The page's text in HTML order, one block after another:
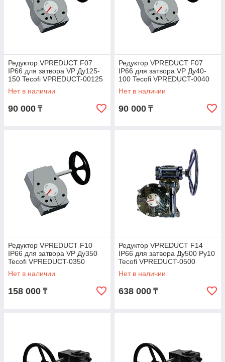
Редуктор VPREDUCT F07
IP66 для затвора VP Ду125-
150 Tecofi VPREDUCT-00125
Нет в наличии
90 000 ₸
Редуктор VPREDUCT F07
IP66 для затвора VP Ду40-
100 Tecofi VPREDUCT-0040
Нет в наличии
90 000 ₸
Редуктор VPREDUCT F10
IP66 для затвора VP Ду350
Tecofi VPREDUCT-0350
Нет в наличии
158 000 ₸
Редуктор VPREDUCT F14
IP66 для затвора Ду500 Ру10
Tecofi VPREDUCT-0500
Нет в наличии
638 000 ₸